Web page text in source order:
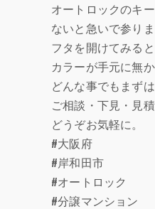
オートロックのキ
ないと急いで参りま
フタを開けてみる
カラーが手元に無
どんな事でもまず
ご相談・下見・見
どうぞお気軽に。
#大阪府
#岸和田市
#オートロック
#分譲マンション